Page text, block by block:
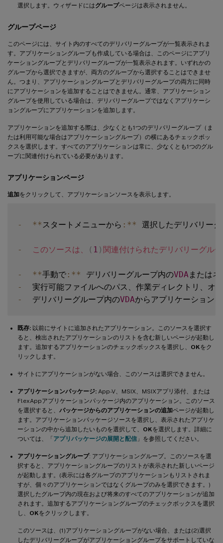
選択します。ウィザードにはグループページは表示されません。
グループページ
このページには、サイト内のすべてのデリバリーグループが一覧表示されま
す。アプリケーショングループも作成している場合は、このページにアプリ
ケーショングループとデリバリーグループが一覧表示されます。いずれかの
グループから選択できますが、両方のグループから選択することはできませ
ん。つまり、アプリケーショングループとデリバリーグループの両方に同時
にアプリケーションを追加することはできません。通常、アプリケーション
グループを使用している場合は、デリバリーグループではなくアプリケーシ
ョングループにアプリケーションを追加します。
アプリケーションを追加する際は、少なくとも1つのデリバリーグループ（ま
たは利用可能な場合はアプリケーショングループ）の横にあるチェックボッ
クスを選択します。すべてのアプリケーションは常に、少なくとも1つのグル
ープに関連付けられている必要があります。
アプリケーションページ
追加をクリックして、アプリケーションソースを表示します。
- ** スタートメニューから : ** 選択したデリバリー
- このソースは、 ( 1 ) 関連付けられたデリバリーグル
- **手動で : ** デリバリーグループ内のVDA
-
-
  デリバリーグループ内の
VDAからアプリケーション
既存: 以前にサイトに追加されたアプリケーション。このソースを選択す
ると、検出されたアプリケーションのリストを含む新しいページが起動し
ます。追加するアプリケーションのチェックボックスを選択し、 OKをク
リックします。
サイトにアプリケーションがない場合、このソースは選択できません。
アプリケーションパッケージ: App-V、MSIX、MSIXアプリ添付、または
FlexAppアプリケーションパッケージ内のアプリケーション。このソース
を選択すると、 パッケージからのアプリケーションの追加ページが起動し
ます。アプリケーションパッケージソースを選択し、表示されたアプリケ
ーションの中から追加したいものを選択して、 OKを選択します。詳細に
ついては、「アプリパッケージの展開と配信 」を参照してください。
アプリケーショングループ: アプリケーショングループ。このソースを選
択すると、アプリケーショングループのリストが表示された新しいページ
が起動します。(表示には各グループのアプリケーションもリストされま
すが、個々のアプリケーションではなくグループのみを選択できます。)
選択したグループ内の現在および将来のすべてのアプリケーションが追加
されます。追加するアプリケーショングループのチェックボックスを選択
し、 OKをクリックします。
このソースは、(1)アプリケーショングループがない場合、または(2)選択
したデリバリーグループがアプリケーショングループをサポートしていな